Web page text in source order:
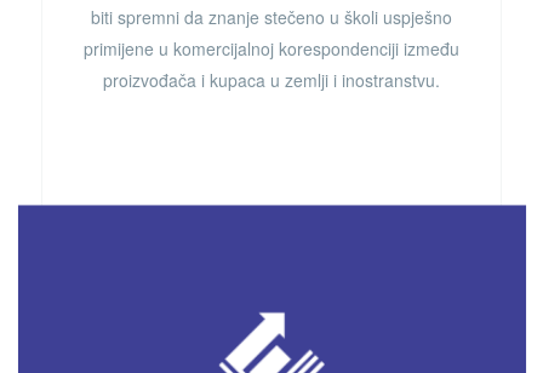
biti spremni da znanje stečeno u školi uspješno
primijene u komercijalnoj korespondenciji između
proizvođača i kupaca u zemlji i inostranstvu.